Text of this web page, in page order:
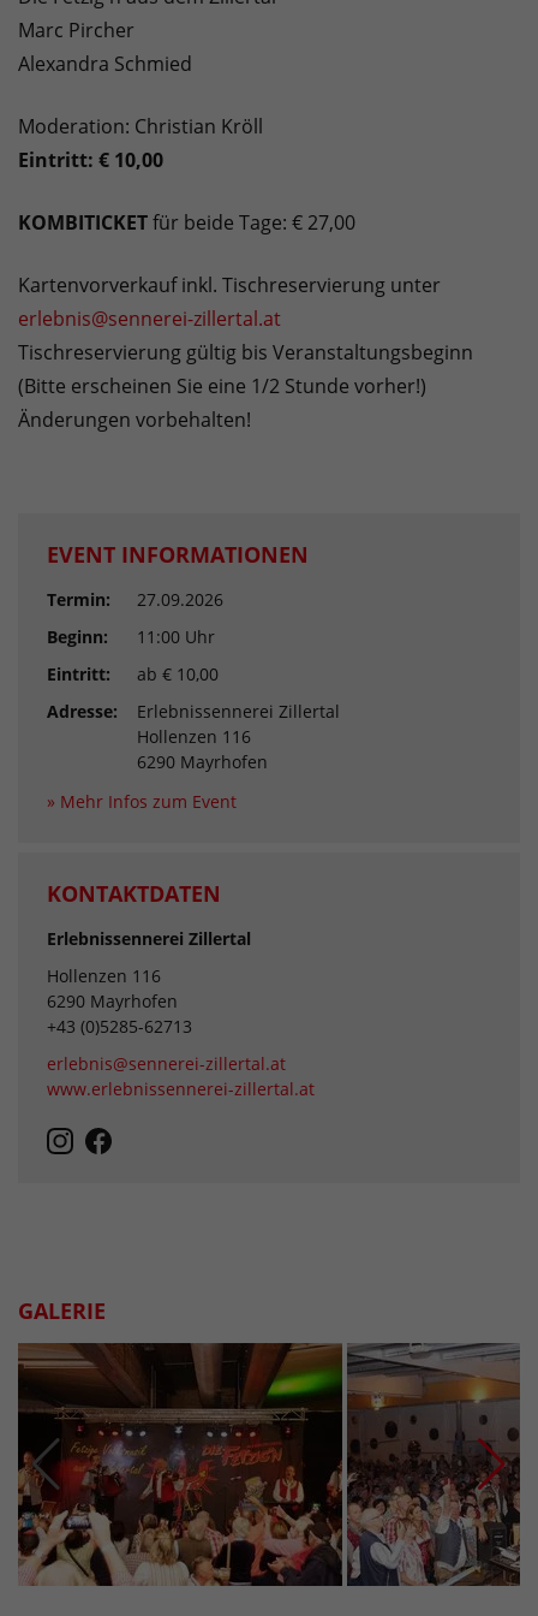
Marc Pircher
Alexandra Schmied
Moderation: Christian Kröll
Eintritt: € 10,00
KOMBITICKETfür beide Tage: € 27,00
Kartenvorverkauf inkl. Tischreservierung unter
erlebnis@sennerei-zillertal.at
Tischreservierung gültig bis Veranstaltungsbeginn
(Bitte erscheinen Sie eine 1/2 Stunde vorher!)
Änderungen vorbehalten!
EVENT INFORMATIONEN
Termin:
27.09.2026
Beginn:
11:00 Uhr
Eintritt:
ab € 10,00
Adresse:
Erlebnissennerei Zillertal
Hollenzen 116
6290 Mayrhofen
» Mehr Infos zum Event
KONTAKTDATEN
Erlebnissennerei Zillertal
Hollenzen 116
6290 Mayrhofen
+43 (0)5285-62713
erlebnis@sennerei-zillertal.at
www.erlebnissennerei-zillertal.at
GALERIE